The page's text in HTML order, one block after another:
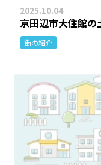
2025.10.04
京田辺市大住館
街の紹介